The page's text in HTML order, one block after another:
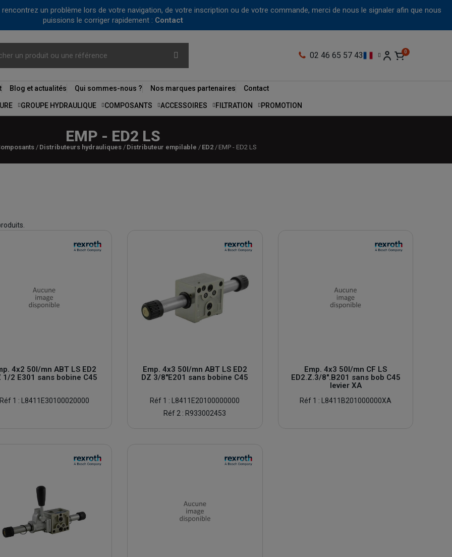
un problème lors de votre navigation, de votre inscription ou de votre commande, merci de nous le signaler afin que nous
puissions le corriger rapidement : Contact
02 46 65 57 43
Blog et actualités Qui sommes-nous ? Nos marques partenaires Contact
GROUPE HYDRAULIQUE COMPOSANTS ACCESSOIRES FILTRATION PROMOTION
EMP - ED2 LS
Distributeurs hydrauliques Distributeur empilable ED2 EMP - ED2 LS
4x2 50l/mn ABT LS ED2
1/2 E301 sans bobine C45
Réf 1 : L8411E30100020000
Emp. 4x3 50l/mn ABT LS ED2
DZ 3/8''E201 sans bobine C45
Réf 1 : L8411E20100000000
Réf 2 : R933002453
Emp. 4x3 50l/mn CF LS
ED2.Z.3/8''.B201 sans bob C45
levier XA
Réf 1 : L8411B201000000XA